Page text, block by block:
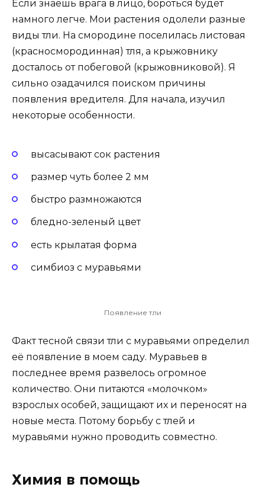
Если знаешь врага в лицо, бороться будет
намного легче. Мои растения одолели разные
виды тли. На смородине поселилась листовая
(красносмородинная) тля, а крыжовнику
досталось от побеговой (крыжовниковой). Я
сильно озадачился поиском причины
появления вредителя. Для начала, изучил
некоторые особенности.
высасывают сок растения
размер чуть более 2 мм
быстро размножаются
бледно-зеленый цвет
есть крылатая форма
симбиоз с муравьями
Появление тли
Факт тесной связи тли с муравьями определил
её появление в моем саду. Муравьев в
последнее время развелось огромное
количество. Они питаются «молочком»
взрослых особей, защищают их и переносят на
новые места. Потому борьбу с тлей и
муравьями нужно проводить совместно.
Химия в помощь